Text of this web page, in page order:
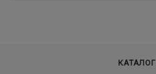
КАТАЛОГ